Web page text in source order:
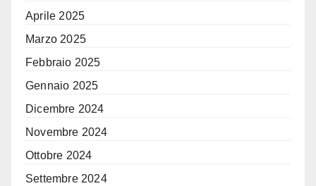
Aprile 2025
Marzo 2025
Febbraio 2025
Gennaio 2025
Dicembre 2024
Novembre 2024
Ottobre 2024
Settembre 2024